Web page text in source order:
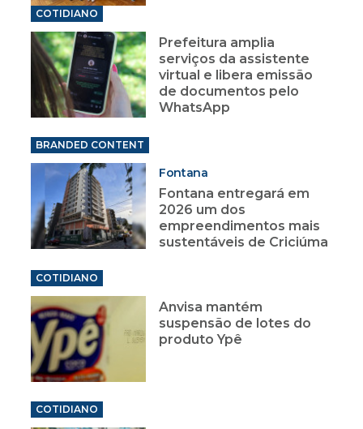
COTIDIANO
Prefeitura amplia
serviços da assistente
virtual e libera emissão
de documentos pelo
WhatsApp
BRANDED CONTENT
Fontana
Fontana entregará em
2026 um dos
empreendimentos mais
sustentáveis de Criciúma
COTIDIANO
Anvisa mantém
suspensão de lotes do
produto Ypê
COTIDIANO